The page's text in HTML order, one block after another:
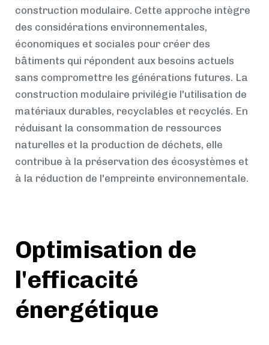
construction modulaire. Cette approche intègre
des considérations environnementales,
économiques et sociales pour créer des
bâtiments qui répondent aux besoins actuels
sans compromettre les générations futures. La
construction modulaire privilégie l'utilisation de
matériaux durables, recyclables et recyclés. En
réduisant la consommation de ressources
naturelles et la production de déchets, elle
contribue à la préservation des écosystèmes et
à la réduction de l'empreinte environnementale.
Optimisation de
l'efficacité
énergétique